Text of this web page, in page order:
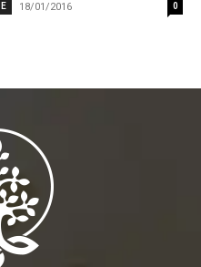
18/01/2016 0